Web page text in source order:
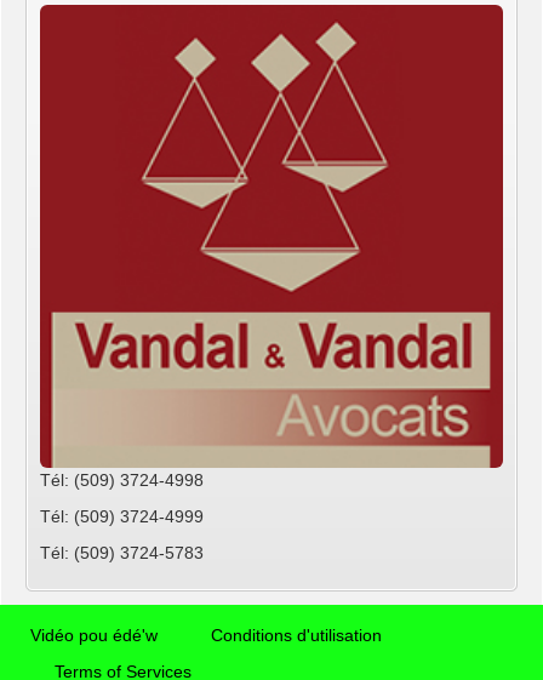
Tél: (509) 3724-4998
Tél: (509) 3724-4999
Tél: (509) 3724-5783
Vidéo pou édé'w
Conditions d'utilisation
Terms of Services